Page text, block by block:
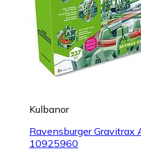
Kulbanor
Ravensburger Gravitrax
10925960